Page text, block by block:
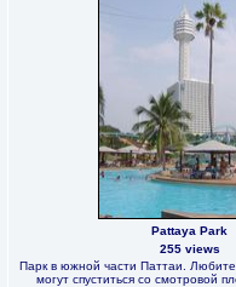
Pattaya Park
255 views
Парк в южной части Паттаи.
могут спуститься со смотровой